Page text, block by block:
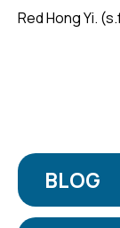
Red Hong Yi.
BLOG